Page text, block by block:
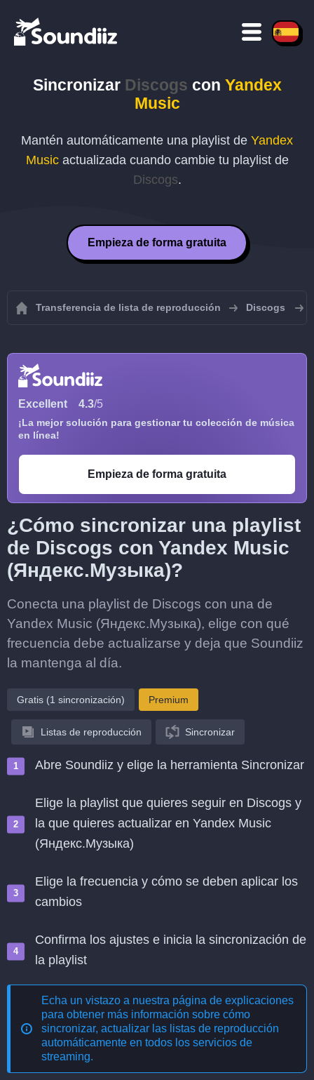
Sincronizar Discogs con Yandex
Music
Mantén automáticamente una playlist de Yandex
Musicactualizada cuando cambie tu playlist de
Discogs.
Empieza de forma gratuita
Transferencia de lista de reproducción Discogs
Excellent 4.3/5
¡La mejor solución para gestionar tu colección de música
en línea!
Empieza de forma gratuita
¿Cómo sincronizar una playlist
de Discogs con Yandex Music
(Яндекс.Музыка)?
Conecta una playlist de Discogs con una de
Yandex Music (Яндекс.Музыка), elige con qué
frecuencia debe actualizarse y deja que Soundiiz
la mantenga al día.
Gratis (1 sincronización) Premium
Listas de reproducción Sincronizar
Abre Soundiiz y elige la herramienta Sincronizar
Elige la playlist que quieres seguir en Discogs y
la que quieres actualizar en Yandex Music
(Яндекс.Музыка)
Elige la frecuencia y cómo se deben aplicar los
cambios
Confirma los ajustes e inicia la sincronización de
la playlist
Echa un vistazo a nuestra página de explicaciones
para obtener más información sobre cómo
sincronizar, actualizar las listas de reproducción
automáticamente en todos los servicios de
streaming.